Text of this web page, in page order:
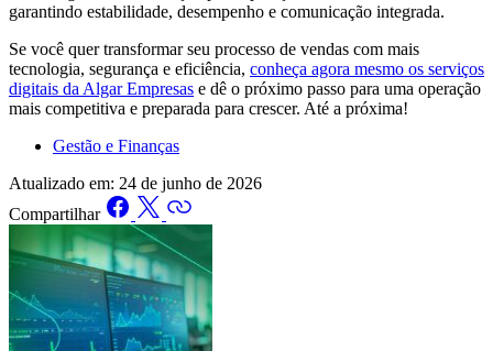
garantindo estabilidade, desempenho e comunicação integrada.
Se você quer transformar seu processo de vendas com mais
tecnologia, segurança e eficiência, conheça agora mesmo os serviços
digitais da Algar Empresas e dê o próximo passo para uma operação
mais competitiva e preparada para crescer. Até a próxima!
Gestão e Finanças
Atualizado em: 24 de junho de 2026
Compartilhar